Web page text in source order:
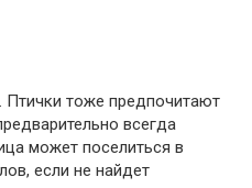
тоже предпочитают
всегда
может поселиться в
если не найдет